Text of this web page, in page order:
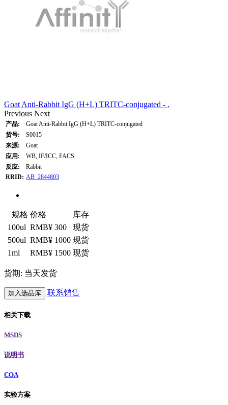
Goat Anti-Rabbit IgG (H+L) TRITC-conjugated - .
Previous Next
产品:
Goat Anti-Rabbit IgG (H+L) TRITC-conjugated
货号:
S0015
来源:
Goat
应用:
WB, IF/ICC, FACS
反应:
Rabbit
RRID: AB_2844803
规格 价格
库存
100ul RMB¥ 300
现货
500ul RMB¥ 1000 现货
1ml
RMB¥ 1500 现货
货期: 当天发货
加入选品库 联系销售
相关下载
MSDS
说明书
COA
实验方案